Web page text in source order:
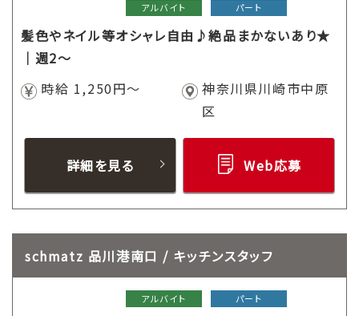
アルバイト パート
髪色やネイル等オシャレ自由♪絶品まかないあり★
｜週2～
時給 1,250円～
神奈川県川崎市中原
区
詳細を見る Web応募
schmatz 品川港南口 / キッチンスタッフ
アルバイト パート